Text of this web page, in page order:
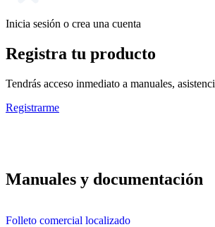
Inicia sesión o crea una cuenta
Registra tu producto
Tendrás acceso inmediato a manuales,
Registrarme
Manuales y documentación
Folleto comercial localizado